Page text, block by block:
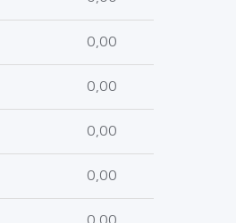
0,00
0,00
0,00
0,00